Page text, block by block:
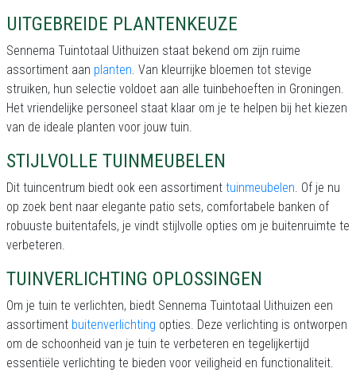
UITGEBREIDE PLANTENKEUZE
Sennema Tuintotaal Uithuizen staat bekend om zijn ruime
assortiment aan planten. Van kleurrijke bloemen tot stevige
struiken, hun selectie voldoet aan alle tuinbehoeften in Groningen.
Het vriendelijke personeel staat klaar om je te helpen bij het kiezen
van de ideale planten voor jouw tuin.
STIJLVOLLE TUINMEUBELEN
Dit tuincentrum biedt ook een assortiment tuinmeubelen. Of je nu
op zoek bent naar elegante patio sets, comfortabele banken of
robuuste buitentafels, je vindt stijlvolle opties om je buitenruimte te
verbeteren.
TUINVERLICHTING OPLOSSINGEN
Om je tuin te verlichten, biedt Sennema Tuintotaal Uithuizen een
assortiment buitenverlichting opties. Deze verlichting is ontworpen
om de schoonheid van je tuin te verbeteren en tegelijkertijd
essentiële verlichting te bieden voor veiligheid en functionaliteit.